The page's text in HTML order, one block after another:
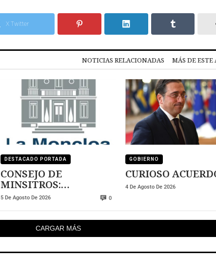
X Twitter
NOTICIAS RELACIONADAS MÁS DE ESTE
DESTACADO PORTADA
CONSEJO DE
MINSITROS:
abundantes gastos sin
5 De Agosto De 2026 0
GOBIERNO
CURIOSO
4 De Agosto De 2026
CARGAR MÁS